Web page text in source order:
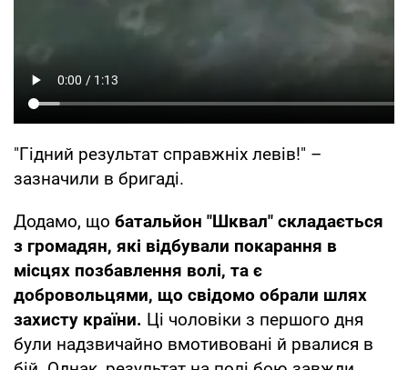
"Гідний результат справжніх левів!" –
зазначили в бригаді.
Додамо, що батальйон "Шквал" складається
з громадян, які відбували покарання в
місцях позбавлення волі, та є
добровольцями, що свідомо обрали шлях
захисту країни. Ці чоловіки з першого дня
були надзвичайно вмотивовані й рвалися в